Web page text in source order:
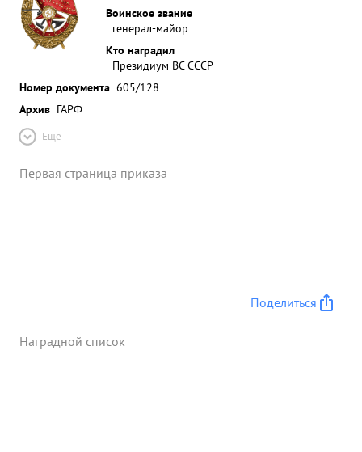
Воинское звание
генерал-майор
Кто наградил
Президиум ВС СССР
Номер документа 605/128
Архив ГАРФ
Ещё
Первая страница приказа
Поделиться
Наградной список